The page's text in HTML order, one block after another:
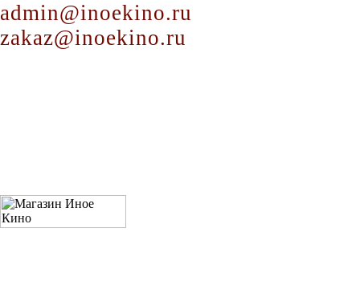
admin@inoekino.ru
zakaz@inoekino.ru